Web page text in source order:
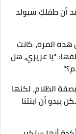
أن طفلكِ سيولد
المرة، كانت
"يا عزيزي، هل
الظلام، لكنها
يبدو أن ابنتنا